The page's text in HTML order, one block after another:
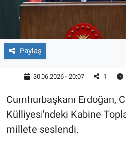
Paylaş
30.06.2026 - 20:07 1
Cumhurbaşkanı Erdoğan,
Külliyesi'ndeki Kabine
millete seslendi.